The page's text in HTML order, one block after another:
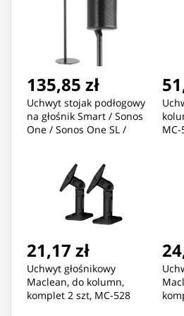
135,85 zł
Uchwyt stojak podłogowy
na głośnik Smart / Sonos
One / Sonos One SL /
MC-
21,17 zł
Uchwyt głośnikowy
Maclean, do kolumn,
komplet 2 szt, MC-528